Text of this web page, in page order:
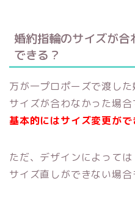
婚約指輪のサイズが
できる？
万が一プロポーズで渡した
サイズが合わなかった場合
基本的にはサイズ変更がで
ただ、デザインによっては
サイズ直しができない場合